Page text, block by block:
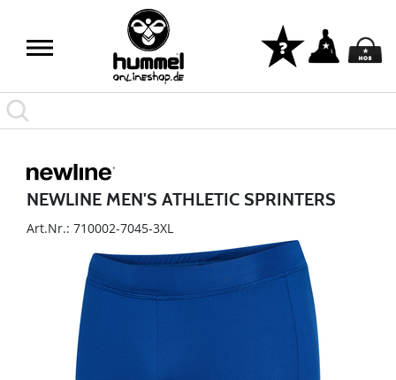
NEWLINE MEN'S ATHLETIC SPRINTERS
Art.Nr.: 710002-7045-3XL